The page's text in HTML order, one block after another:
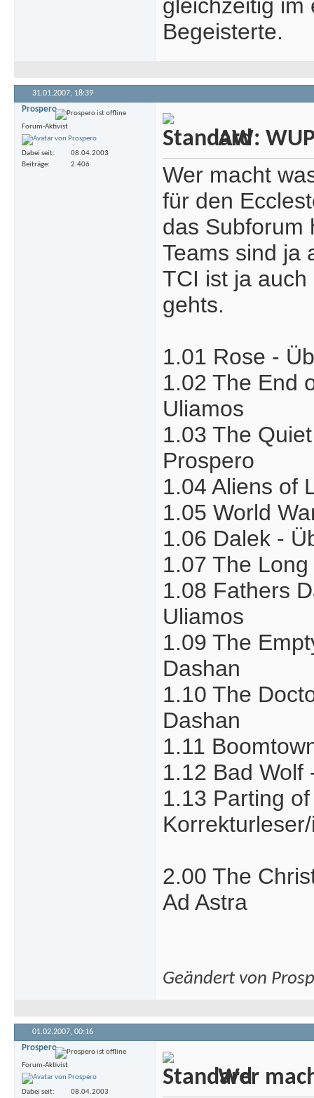
gleichzeitig im
Begeisterte.
31.01.2007, 18:39
Prospero
Forum-Aktivist
Dabei seit
08.04.2003
Beiträge
2.406
AW:
Wer macht
für den
das Subforum
Teams sind ja
TCI ist ja
gehts.
1.01 Rose -
1.02 The End
Uliamos
1.03 The
Prospero
1.04 Aliens of
1.05 World
1.06 Dalek -
1.07 The
1.08 Fathers
Uliamos
1.09 The
Dashan
1.10 The
Dashan
1.11
1.12 Bad Wolf
1.13 Parting
2.00 The
Ad Astra
Geändert von
01.02.2007, 00:16
Prospero
Forum-Aktivist
Dabei seit
08.04.2003
Wer